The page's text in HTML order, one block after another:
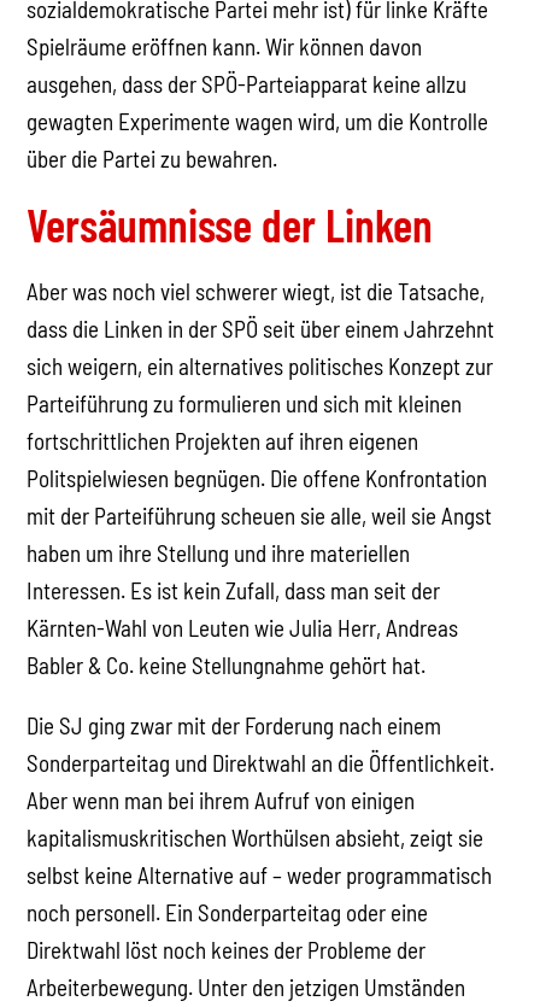
sozialdemokratische Partei mehr ist) für linke Kräfte
Spielräume eröffnen kann. Wir können davon
ausgehen, dass der SPÖ-Parteiapparat keine allzu
gewagten Experimente wagen wird, um die Kontrolle
über die Partei zu bewahren.
Versäumnisse der Linken
Aber was noch viel schwerer wiegt, ist die Tatsache,
dass die Linken in der SPÖ seit über einem Jahrzehnt
sich weigern, ein alternatives politisches Konzept zur
Parteiführung zu formulieren und sich mit kleinen
fortschrittlichen Projekten auf ihren eigenen
Politspielwiesen begnügen. Die offene Konfrontation
mit der Parteiführung scheuen sie alle, weil sie Angst
haben um ihre Stellung und ihre materiellen
Interessen. Es ist kein Zufall, dass man seit der
Kärnten-Wahl von Leuten wie Julia Herr, Andreas
Babler & Co. keine Stellungnahme gehört hat.
Die SJ ging zwar mit der Forderung nach einem
Sonderparteitag und Direktwahl an die Öffentlichkeit.
Aber wenn man bei ihrem Aufruf von einigen
kapitalismuskritischen Worthülsen absieht, zeigt sie
selbst keine Alternative auf – weder programmatisch
noch personell. Ein Sonderparteitag oder eine
Direktwahl löst noch keines der Probleme der
Arbeiterbewegung. Unter den jetzigen Umständen